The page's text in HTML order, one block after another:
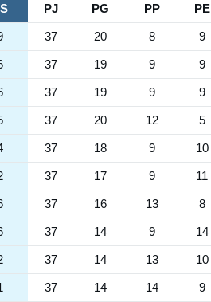
PJ PG PP PE
37 20 8 9
37 19 9 9
37 19 9 9
37 20 12 5
37 18 9 10
37 17 9 11
37 16 13 8
37 14 9 14
37 14 13 10
37 14 14 9